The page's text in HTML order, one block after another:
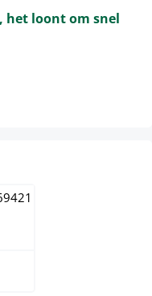
het loont om snel